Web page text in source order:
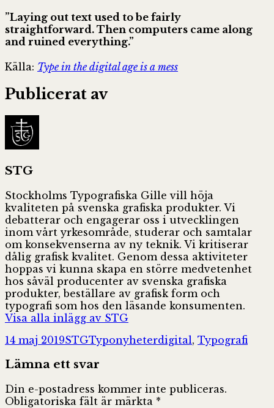
”Laying out text used to be fairly
straightforward. Then computers came along
and ruined everything.”
Källa: Type in the digital age is a mess
Publicerat av
STG
Stockholms Typografiska Gille vill höja
kvaliteten på svenska grafiska produkter. Vi
debatterar och engagerar oss i utvecklingen
inom vårt yrkesområde, studerar och samtalar
om konsekvenserna av ny teknik. Vi kritiserar
dålig grafisk kvalitet. Genom dessa aktiviteter
hoppas vi kunna skapa en större medvetenhet
hos såväl producenter av svenska grafiska
produkter, beställare av grafisk form och
typografi som hos den läsande konsumenten.
Visa alla inlägg av STG
Postat
14 maj 2019Författare
STGKategorier
TyponyheterTaggar
digital, Typografi
Lämna ett svar
Din e-postadress kommer inte publiceras.
Obligatoriska fält är märkta *